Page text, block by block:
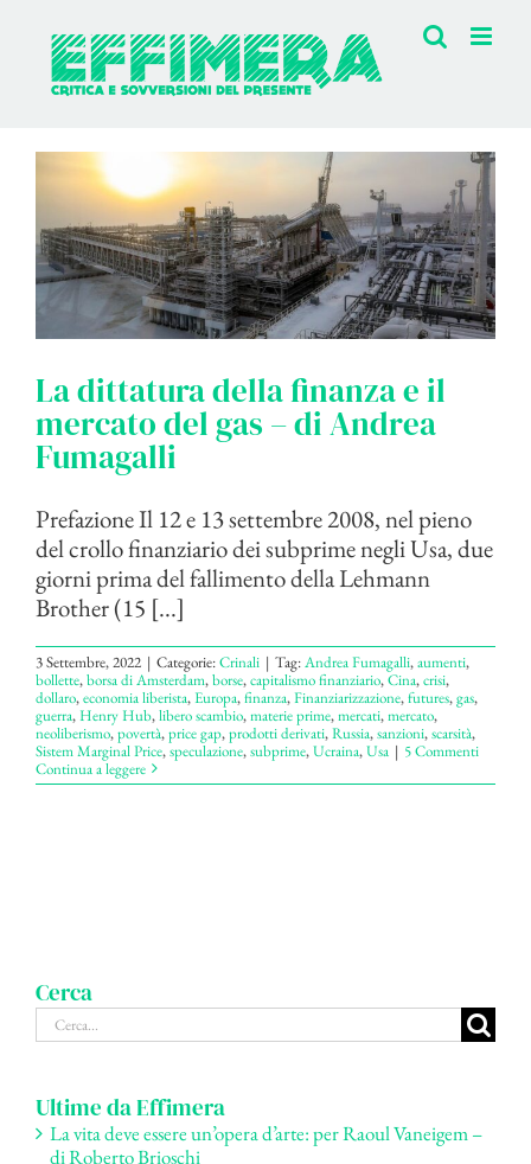
contenuto
La dittatura della finanza e il
mercato del gas – di Andrea
Fumagalli
Prefazione Il 12 e 13 settembre 2008, nel pieno
del crollo finanziario dei subprime negli Usa, due
giorni prima del fallimento della Lehmann
Brother (15 [...]
3 Settembre, 2022 | Categorie:Crinali | Tag:Andrea Fumagalli,aumenti,
bollette,borsa di Amsterdam,borse,capitalismo finanziario,Cina,crisi,
dollaro,economia liberista,Europa,finanza,Finanziarizzazione,futures,gas,
guerra,Henry Hub,libero scambio,materie prime,mercati,mercato,
neoliberismo,povertà,price gap,prodotti derivati,Russia,sanzioni,scarsità,
Sistem Marginal Price,speculazione,subprime,Ucraina,Usa | 5 Commenti
Continua a leggere
Cerca
Cerca
per:
Ultime da Effimera
La vita deve essere un’opera d’arte: per Raoul Vaneigem –
di Roberto Brioschi